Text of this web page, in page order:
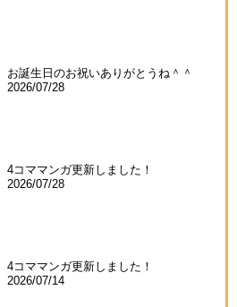
お誕生日のお祝いありがとうね＾＾
2026/07/28
4コママンガ更新しました！
2026/07/28
4コママンガ更新しました！
2026/07/14